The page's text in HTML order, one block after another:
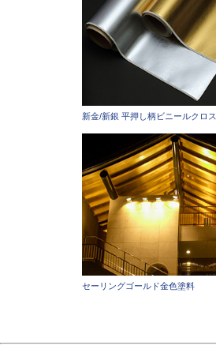
新金/新銀 平押し柄ビニールクロス
セーリングゴールド金色塗料